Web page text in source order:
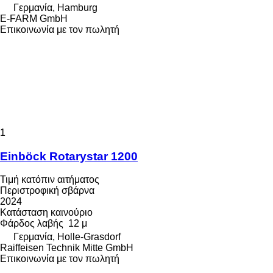
Γερμανία, Hamburg
E-FARM GmbH
Επικοινωνία με τον πωλητή
1
Einböck Rotarystar 1200
Τιμή κατόπιν αιτήματος
Περιστροφική σβάρνα
2024
Κατάσταση καινούριο
Φάρδος λαβής 12 μ
Γερμανία, Holle-Grasdorf
Raiffeisen Technik Mitte GmbH
Επικοινωνία με τον πωλητή